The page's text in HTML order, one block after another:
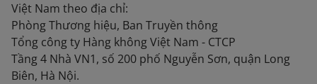
Việt Nam theo địa chỉ:
Phòng Thương hiệu, Ban Truyền thông
Tổng công ty Hàng không Việt Nam - CTCP
Tầng 4 Nhà VN1, số 200 phố Nguyễn Sơn, quận Long
Biên, Hà Nội.